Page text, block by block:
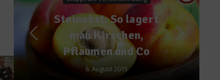
News
Metaxa zum Sammeln
14. Juli 2017